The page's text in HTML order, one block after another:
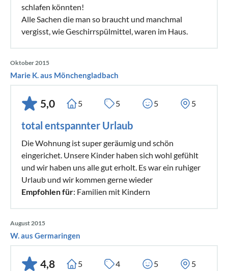
schlafen könnten!
Alle Sachen die man so braucht und manchmal
vergisst, wie Geschirrspülmittel, waren im Haus.
Oktober 2015
Marie K. aus Mönchengladbach
5,0 5 5 5 5
total entspannter Urlaub
Die Wohnung ist super geräumig und schön
eingerichet. Unsere Kinder haben sich wohl gefühlt
und wir haben uns alle gut erholt. Es war ein ruhiger
Urlaub und wir kommen gerne wieder
Empfohlen für: Familien mit Kindern
August 2015
W. aus Germaringen
4,8 5 4 5 5